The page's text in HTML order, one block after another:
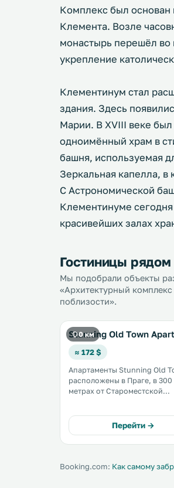
Комплекс был основан
Клемента. Возле
монастырь перешёл во
укрепление
Клементинум стал
здания. Здесь
Марии. В XVIII веке
одноимённый храм в
башня, используемая
Зеркальная капелла, в
С Астрономической
Клементинуме
красивейших залах
Гостиницы рядом
Мы подобрали объекты
«Архитектурный
поблизости».
0 км
Stunning Old Town
≈ 172 $
Апартаменты Stunning Old
расположены в Праге, в 300
метрах от Староместской
посудомоечной машиной,
духовкой, микроволновой
кофемашиной и чайником. .
Перейти →
Booking.com: Как самому